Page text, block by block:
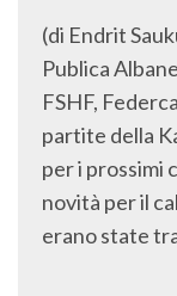
(di Endrit
Publica
FSHF,
partite della
per i prossimi
novità per il
erano state